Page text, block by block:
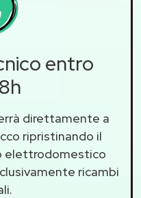
entro
direttamente a
ripristinando il
elettrodomestico
ricambi